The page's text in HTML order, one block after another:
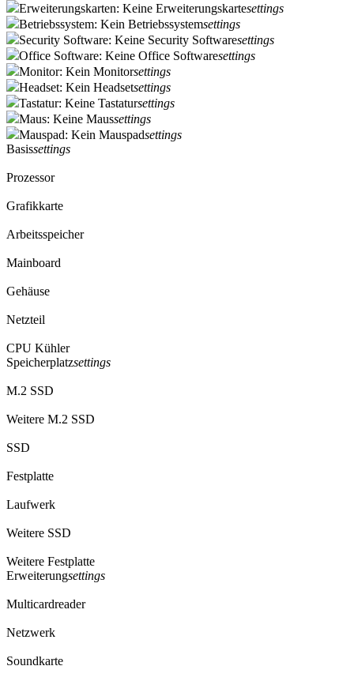
Erweiterungskarten: Keine Erweiterungskartesettings
Betriebssystem: Kein Betriebssystemsettings
Security Software: Keine Security Softwaresettings
Office Software: Keine Office Softwaresettings
Monitor: Kein Monitorsettings
Headset: Kein Headsetsettings
Tastatur: Keine Tastatursettings
Maus: Keine Maussettings
Mauspad: Kein Mauspadsettings
Basissettings
Prozessor
Grafikkarte
Arbeitsspeicher
Mainboard
Gehäuse
Netzteil
CPU Kühler
Speicherplatzsettings
M.2 SSD
Weitere M.2 SSD
SSD
Festplatte
Laufwerk
Weitere SSD
Weitere Festplatte
Erweiterungsettings
Multicardreader
Netzwerk
Soundkarte